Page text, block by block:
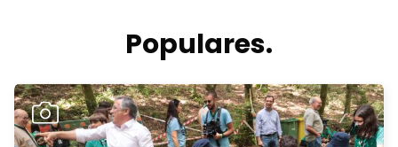
Populares.